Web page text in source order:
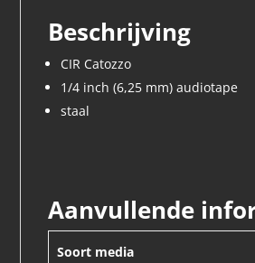
Beschrijving
CIR Catozzo
1/4 inch (6,25 mm) audiotape
staal
Aanvullende
Soort media